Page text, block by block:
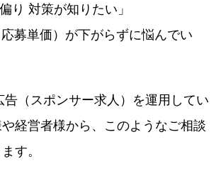
り 対策が知りたい」
応募単価）が下がらずに悩んでい
（スポンサー求人）を運用してい
経営者様から、このようなご相談
す。